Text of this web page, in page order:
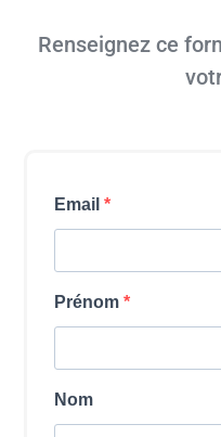
Renseignez ce
Email
Prénom
Nom